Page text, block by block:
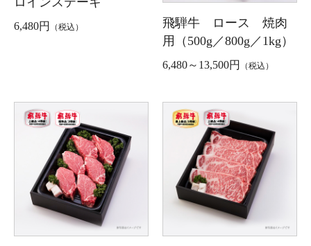
6,480円 （税込）
飛騨牛 ロース 焼肉
用（500g／800g／1kg）
6,480～13,500円 （税込）